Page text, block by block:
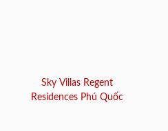
Sky Villas Regent
Residences Phú Quốc